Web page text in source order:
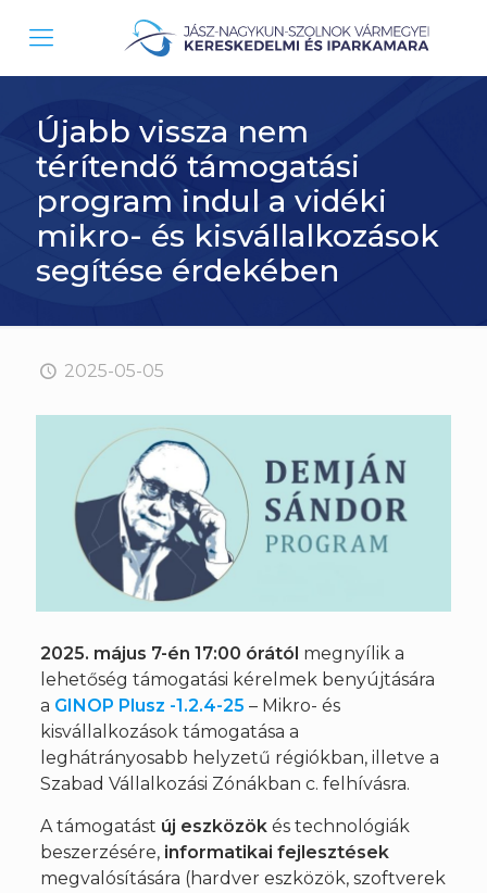
Újabb vissza nem
térítendő támogatási
program indul a vidéki
mikro- és kisvállalkozások
segítése érdekében
2025-05-05
2025. május 7-én 17:00 órától megnyílik a
lehetőség támogatási kérelmek benyújtására
a GINOP Plusz -1.2.4-25 – Mikro- és
kisvállalkozások támogatása a
leghátrányosabb helyzetű régiókban, illetve a
Szabad Vállalkozási Zónákban c. felhívásra.
A támogatást új eszközökés technológiák
beszerzésére, informatikai fejlesztések
megvalósítására (hardver eszközök, szoftverek